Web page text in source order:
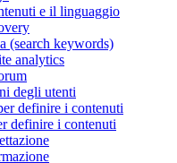
e il linguaggio
(search keywords)
analytics
degli utenti
definire i contenuti
definire i contenuti